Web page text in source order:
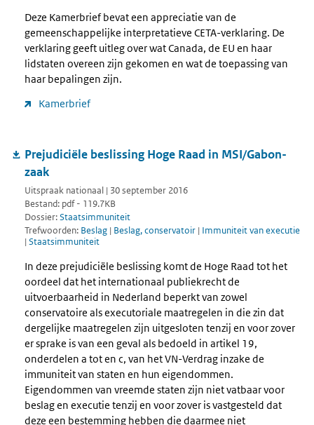
Deze Kamerbrief bevat een appreciatie van de
gemeenschappelijke interpretatieve CETA-verklaring. De
verklaring geeft uitleg over wat Canada, de EU en haar
lidstaten overeen zijn gekomen en wat de toepassing van
haar bepalingen zijn.
Kamerbrief
Prejudiciële beslissing Hoge Raad in MSI/Gabon-
zaak
Uitspraak nationaal | 30 september 2016
Bestand: pdf - 119.7KB
Dossier:Staatsimmuniteit
Trefwoorden: Beslag | Beslag, conservatoir | Immuniteit van executie
| Staatsimmuniteit
In deze prejudiciële beslissing komt de Hoge Raad tot het
oordeel dat het internationaal publiekrecht de
uitvoerbaarheid in Nederland beperkt van zowel
conservatoire als executoriale maatregelen in die zin dat
dergelijke maatregelen zijn uitgesloten tenzij en voor zover
er sprake is van een geval als bedoeld in artikel 19,
onderdelen a tot en c, van het VN-Verdrag inzake de
immuniteit van staten en hun eigendommen.
Eigendommen van vreemde staten zijn niet vatbaar voor
beslag en executie tenzij en voor zover is vastgesteld dat
deze een bestemming hebben die daarmee niet